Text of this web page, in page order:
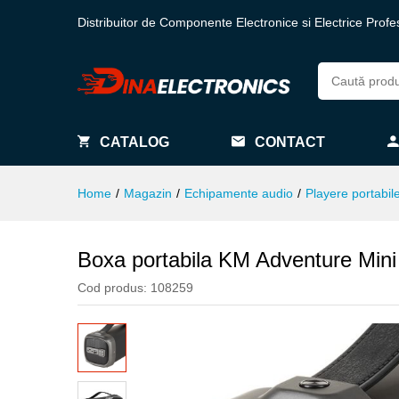
Distribuitor de Componente Electronice si Electrice
CATALOG CONTACT
Home / Magazin / Echipamente audio / Playere
Boxa portabila KM Adventure
Cod produs: 108259